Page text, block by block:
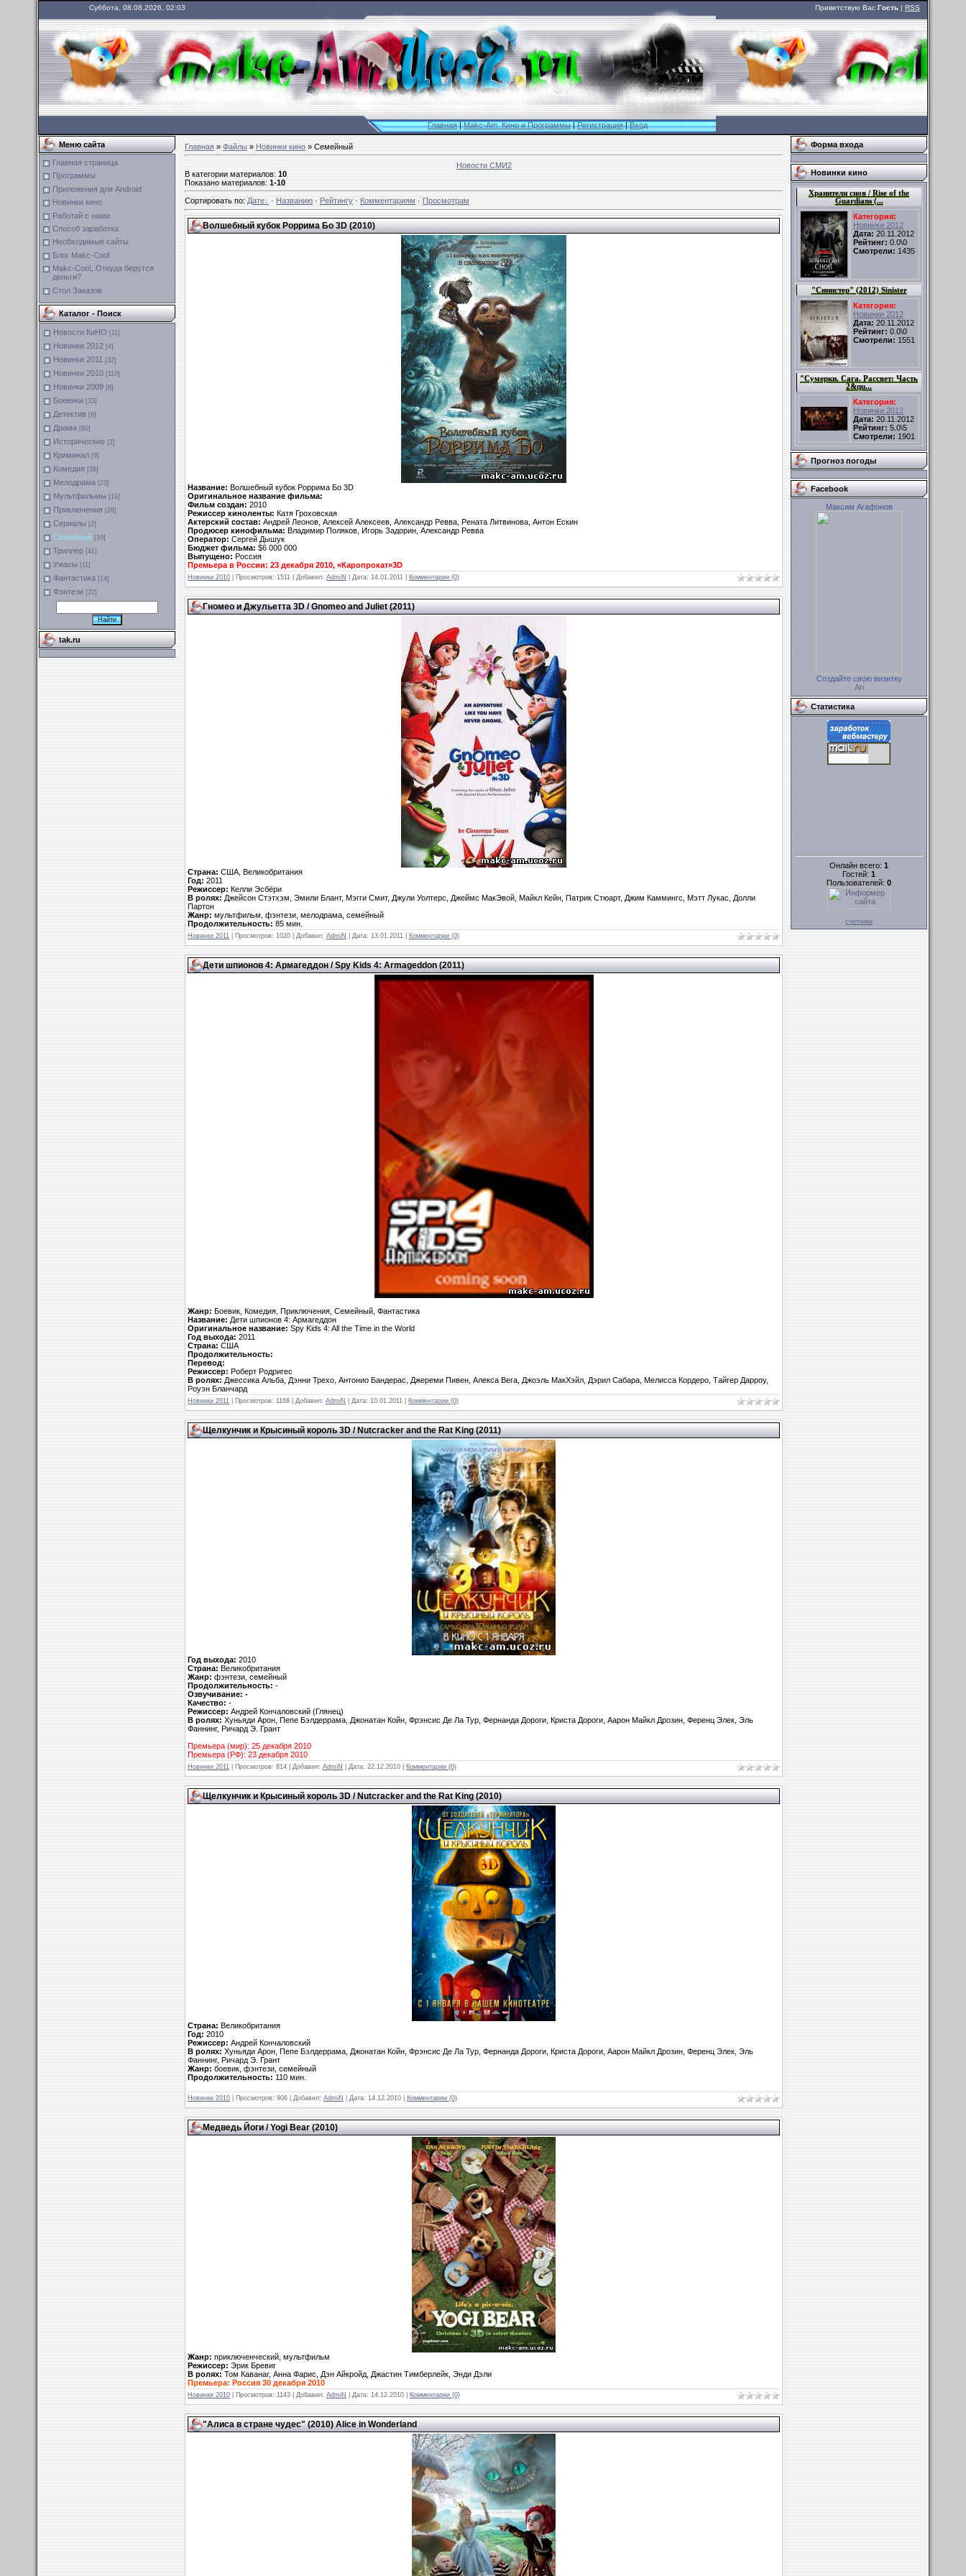
Суббота, 08.08.2026, 02:03 Приветствую Вас Гость | RSS
Главная|Makc-Am. Кино и Программы|Регистрация|Вход
Меню сайта
Главная страница
Программы
Приложения для Android
Новинки кино
Работай с нами
Способ заработка
Необходимые сайты
Блог Мakc-Сool
Мakc-СooL.Откуда берутся
деньги?
Стол Заказов
Каталог - Поиск
Новости КиНО [11]
Новинки 2012 [4]
Новинки 2011 [32]
Новинки 2010 [110]
Новинки 2009 [8]
Боевики [33]
Детектив [6]
Драма [60]
Исторические [2]
Криминал [9]
Комедия [38]
Мелодрама [23]
Мультфильмы [19]
Приключения [28]
Сериалы [2]
Семейный [10]
Триллер [41]
Ужасы [11]
Фантастика [14]
Фэнтези [22]
tak.ru
Главная»Файлы»Новинки кино» Семейный
Новости СМИ2
В категории материалов:10
Показано материалов:1-10
Сортировать по:Дате ·Названию·Рейтингу·Комментариям·Просмотрам
Волшебный кубок Роррима Бо 3D (2010)
Название: Волшебный кубок Роррима Бо 3D
Оригинальное название фильма:
Фильм создан: 2010
Режиссер киноленты: Катя Гроховская
Актерский состав: Андрей Леонов, Алексей Алексеев, Александр Ревва, Рената Литвинова, Антон Ескин
Продюсер кинофильма: Владимир Поляков, Игорь Задорин, Александр Ревва
Оператор: Сергей Дышук
Бюджет фильма: $6 000 000
Выпущено: Россия
Премьера в России: 23 декабря 2010, «Каропрокат»3D
Новинки 2010 | Просмотров: 1511 | Добавил: AdmiN | Дата: 14.01.2011 Комментарии (0)
Гномео и Джульетта 3D / Gnomeo and Juliet (2011)
Страна: США, Великобритания
Год: 2011
Режиссер: Келли Эсбёри
В ролях: Джейсон Стэтхэм, Эмили Блант, Мэгги Смит, Джули Уолтерс, Джеймс МакЭвой, Майкл Кейн, Патрик Стюарт, Джим Каммингс, Мэтт Лукас, Долли
Партон
Жанр: мультфильм, фэнтези, мелодрама, семейный
Продолжительность: 85 мин.
Новинки 2011 | Просмотров: 1020 | Добавил: AdmiN | Дата: 13.01.2011 Комментарии (0)
Дети шпионов 4: Армагеддон / Spy Kids 4: Armageddon (2011)
Жанр: Боевик, Комедия, Приключения, Семейный, Фантастика
Название: Дети шпионов 4: Армагеддон
Оригинальное название: Spy Kids 4: All the Time in the World
Год выхода: 2011
Страна: США
Продолжительность:
Перевод:
Режиссер: Роберт Родригес
В ролях: Джессика Альба, Дэнни Трехо, Антонио Бандерас, Джереми Пивен, Алекса Вега, Джоэль МакХэйл, Дэрил Сабара, Мелисса Кордеро, Тайгер Дарроу,
Роуэн Бланчард
Новинки 2011 | Просмотров: 1168 | Добавил: AdmiN | Дата: 10.01.2011 Комментарии (0)
Щелкунчик и Крысиный король 3D / Nutcracker and the Rat King (2011)
Год выхода: 2010
Страна: Великобритания
Жанр: фэнтези, семейный
Продолжительность: -
Озвучивание: -
Качество: -
Режиссер: Андрей Кончаловский (Глянец)
В ролях: Хуньяди Арон, Пепе Бэлдеррама, Джонатан Койн, Фрэнсис Де Ла Тур, Фернанда Дороги, Криста Дороги, Аарон Майкл Дрозин, Ференц Элек, Эль
Фаннинг, Ричард Э. Грант
Премьера (мир): 25 декабря 2010
Премьера (РФ): 23 декабря 2010
Новинки 2011 | Просмотров: 814 | Добавил: AdmiN | Дата: 22.12.2010 Комментарии (0)
Щелкунчик и Крысиный король 3D / Nutcracker and the Rat King (2010)
Страна: Великобритания
Год: 2010
Режиссер: Андрей Кончаловский
В ролях: Хуньяди Арон, Пепе Бэлдеррама, Джонатан Койн, Фрэнсис Де Ла Тур, Фернанда Дороги, Криста Дороги, Аарон Майкл Дрозин, Ференц Элек, Эль
Фаннинг, Ричард Э. Грант
Жанр: боевик, фэнтези, семейный
Продолжительность: 110 мин.
Новинки 2010 | Просмотров: 906 | Добавил: AdmiN | Дата: 14.12.2010 Комментарии (0)
Медведь Йоги / Yogi Bear (2010)
Жанр: приключенческий, мультфильм
Режиссер: Эрик Бревиг
В ролях: Том Каванаг, Анна Фарис, Дэн Айкройд, Джастин Тимберлейк, Энди Дэли
Премьера: Россия 30 декабря 2010
Новинки 2010 | Просмотров: 1143 | Добавил: AdmiN | Дата: 14.12.2010 Комментарии (0)
"Алиса в стране чудес" (2010) Alice in Wonderland
Форма входа
Новинки кино
Хранители снов / Rise of the
Guardians (...
Категория:
Новинки 2012
Дата: 20.11.2012
Рейтинг: 0.0\0
Смотрели: 1435
"Синистер" (2012) Sinister
Категория:
Новинки 2012
Дата: 20.11.2012
Рейтинг: 0.0\0
Смотрели: 1551
"Сумерки. Сага. Рассвет: Часть
2&qu...
Категория:
Новинки 2012
Дата: 20.11.2012
Рейтинг: 5.0\5
Смотрели: 1901
Прогноз погоды
Facebook
Максим Агафонов
Создайте свою визитку
Статистика
Онлайн всего: 1
Гостей: 1
Пользователей: 0
счетчики